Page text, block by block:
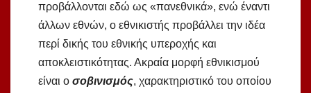
προβάλλονται εδώ ως «πανεθνικά», ενώ έναντι
άλλων εθνών, ο εθνικιστής προβάλλει την ιδέα
περί δικής του εθνικής υπεροχής και
αποκλειστικότητας. Ακραία μορφή εθνικισμού
είναι ο σοβινισμός, χαρακτηριστικό του οποίου